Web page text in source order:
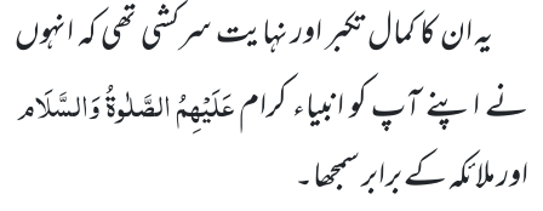
یہ ان کا کمال تکبر اور نہایت سرکشی تھی کہ انہوں
نے اپنے آپ کو انبیاء کرامعَلَیْہِمُ الصَّلٰوۃُ وَالسَّلَام
اور ملائکہ کے برابر سمجھا۔